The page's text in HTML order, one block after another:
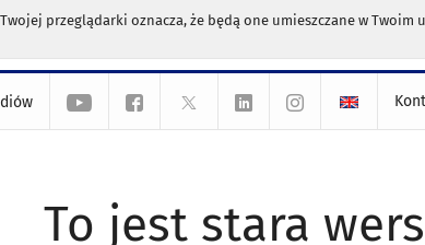
przeglądarki oznacza, że będą one umieszczane w
To jest stara